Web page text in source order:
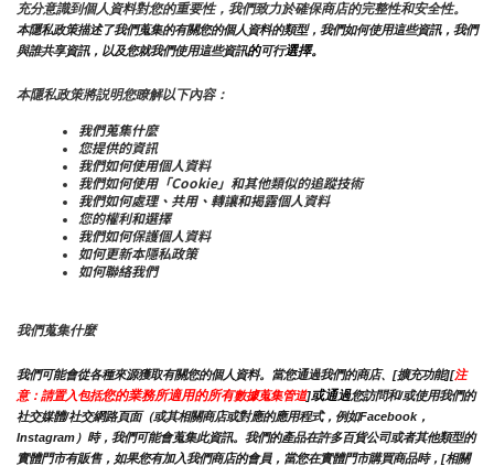
充分意識到個人資料對您的重要性，我們致力於確保商店的完整性和安全性。
本隱私政策描述了我們蒐集的有關您的個人資料的類型，我們如何使用這些資訊，我們
與誰共享資訊，以及您就我們使用這些資訊的可行選擇。
本隱私政策將説明您瞭解以下內容：
我們蒐集什麼
您提供的資訊
我們如何使用個人資料
我們如何使用「Cookie」和其他類似的追蹤技術
我們如何處理、共用、轉讓和揭露個人資料
您的權利和選擇
我們如何保護個人資料
如何更新本隱私政策
如何聯絡我們
我們蒐集什麼
我們可能會從各種來源獲取有關您的個人資料。當您通過我們的商店、[擴充功能][注
意：請置入包括您的業務所適用的所有數據蒐集管道]或通過您訪問和/或使用我們的
社交媒體/社交網路頁面（或其相關商店或對應的應用程式，例如Facebook，
Instagram）時，我們可能會蒐集此資訊。我們的產品在許多百貨公司或者其他類型的
實體門市有販售，如果您有加入我們商店的會員，當您在實體門市購買商品時，[相關